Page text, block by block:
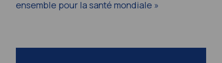
ensemble pour la santé mondiale »